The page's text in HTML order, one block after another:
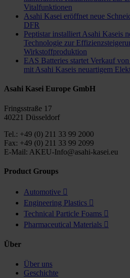
Vitalfunktionen
Asahi Kasei eröffnet neue
DFR
Peptistar installiert Asahi Kaseis
Technologie zur
Wirkstoffproduktion
EAS Batteries startet Verkauf
mit Asahi Kaseis neuartigem
Asahi Kasei Europe GmbH
Fringsstraße 17
40221 Düsseldorf
Tel.: +49 (0) 211 33 99 2000
Fax: +49 (0) 211 33 99 2099
E-Mail: AKEU-Info@asahi-kasei.eu
Product Groups
Automotive 
Engineering Plastics 
Technical Particle Foams 
Pharmaceutical Materials 
Über
Über uns
Geschichte